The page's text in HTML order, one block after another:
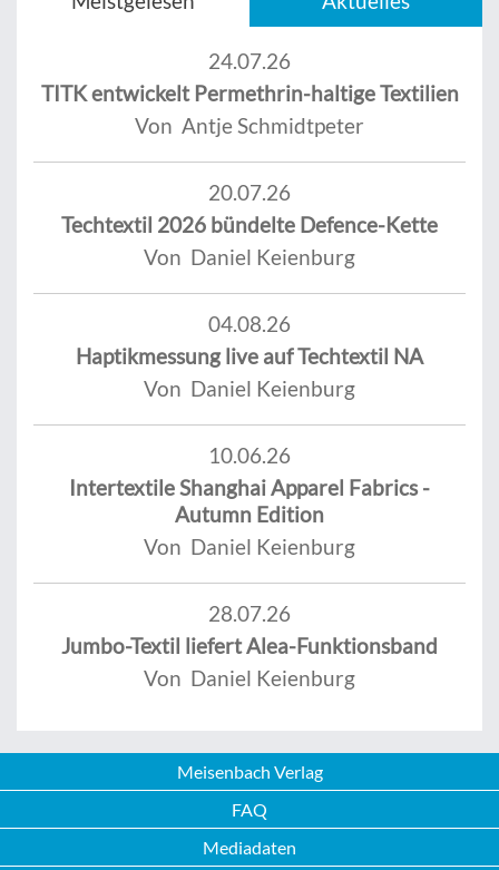
24.07.26
TITK entwickelt Permethrin-haltige Textilien
Von Antje Schmidtpeter
20.07.26
Techtextil 2026 bündelte Defence-Kette
Von Daniel Keienburg
04.08.26
Haptikmessung live auf Techtextil NA
Von Daniel Keienburg
10.06.26
Intertextile Shanghai Apparel Fabrics -
Autumn Edition
Von Daniel Keienburg
28.07.26
Jumbo-Textil liefert Alea-Funktionsband
Von Daniel Keienburg
Meisenbach Verlag
FAQ
Mediadaten